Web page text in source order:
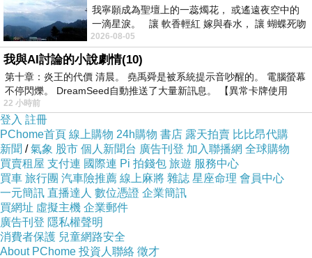
我寧願成為聖壇上的一蕊燭花， 或遙遠夜空中的
一滴星淚。 讓 軟香輕紅 嫁與春水， 讓 蝴蝶死吻
夏日最後一瓣玫瑰， 讓
2026-08-05
我與AI討論的小說劇情(10)
第十章：炎王的代價 清晨。 堯禹舜是被系統提示音吵醒的。 電腦螢幕
不停閃爍。 DreamSeed自動推送了大量新訊息。 【異常卡牌使用
22 小時前
登入 註冊
PChome首頁 線上購物 24h購物 書店 露天拍賣 比比昂代購
新聞 /氣象 股市 個人新聞台 廣告刊登 加入聯播網 全球購物
買賣租屋 支付連 國際連 Pi 拍錢包 旅遊 服務中心
買車 旅行團 汽車險推薦 線上麻將 雜誌 星座命理 會員中心
一元簡訊 直播達人 數位憑證 企業簡訊
買網址 虛擬主機 企業郵件
廣告刊登 隱私權聲明
消費者保護 兒童網路安全
About PChome 投資人聯絡 徵才